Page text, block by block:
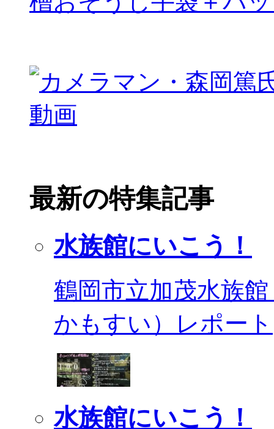
最新の特集記事
水族館にいこう！
鶴岡市立加茂水族
かもすい）レポート
水族館にいこう！